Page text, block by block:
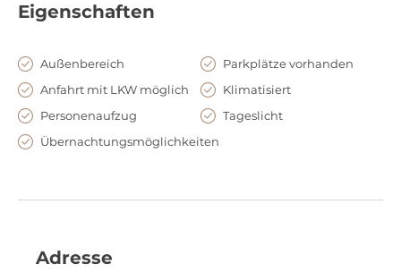
Eigenschaften
Außenbereich
Parkplätze vorhanden
Anfahrt mit LKW möglich
Klimatisiert
Personenaufzug
Tageslicht
Übernachtungsmöglichkeiten
Adresse